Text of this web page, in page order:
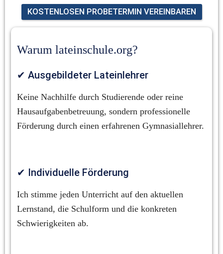
KOSTENLOSEN PROBETERMIN VEREINBAREN
Warum lateinschule.org?
✔ Ausgebildeter Lateinlehrer
Keine Nachhilfe durch Studierende oder reine
Hausaufgabenbetreuung, sondern professionelle
Förderung durch einen erfahrenen Gymnasiallehrer.
✔ Individuelle Förderung
Ich stimme jeden Unterricht auf den aktuellen
Lernstand, die Schulform und die konkreten
Schwierigkeiten ab.